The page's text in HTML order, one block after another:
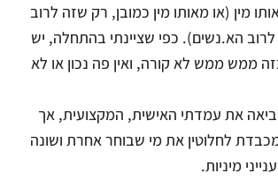
מין (או מאותו מין כמובן, רק שזה לרוב
לרוב הא.נשים). כפי שציינתי בהתחלה, יש
ממש ממש לא קורה, ואין פה נכון או לא
את עמדתי האישית, המקצועית, אך
לחלוטין את מי שבוחר אחרת ושונה
מיניות.